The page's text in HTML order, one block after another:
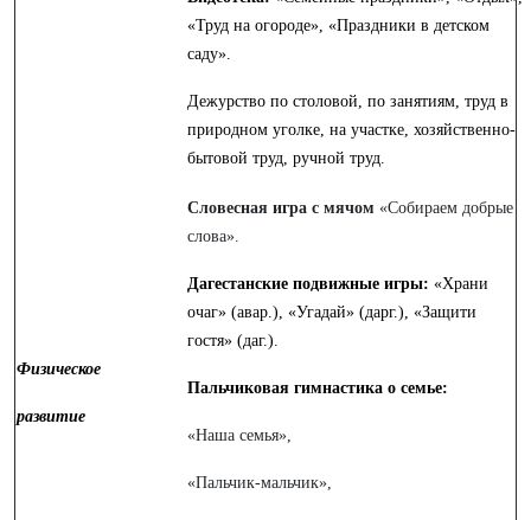
«Труд на огороде», «Праздники в детском
саду».
Дежурство по столовой, по занятиям, труд в
природном уголке, на участке, хозяйственно-
бытовой труд, ручной труд.
Физическое
развитие
Словесная игра с мячом «Собираем добрые
слова».
Дагестанские подвижные игры: «Храни
очаг» (авар.), «Угадай» (дарг.), «Защити
гостя» (даг.).
Пальчиковая гимнастика о семье:
«Наша семья»,
«Пальчик-мальчик»,